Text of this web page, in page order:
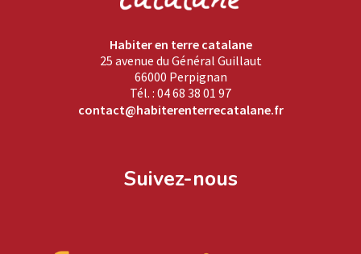
Habiter en terre catalane
25 avenue du Général Guillaut
66000 Perpignan
Tél. : 04 68 38 01 97
contact@habiterenterrecatalane.fr
Suivez-nous